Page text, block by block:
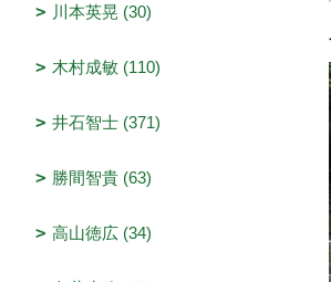
川本英晃 (30)
木村成敏 (110)
井石智士 (371)
勝間智貴 (63)
高山徳広 (34)